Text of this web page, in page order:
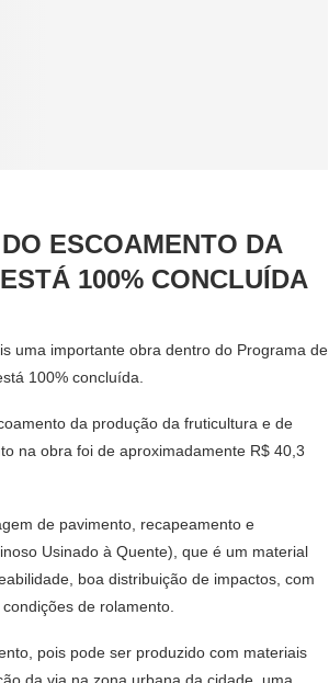
ESCOAMENTO DA
100% CONCLUÍDA
uma importante obra dentro do Programa de
100% concluída.
da produção da fruticultura e de
na obra foi de aproximadamente R$ 40,3
de pavimento, recapeamento e
Usinado à Quente), que é um material
boa distribuição de impactos, com
de rolamento.
pois pode ser produzido com materiais